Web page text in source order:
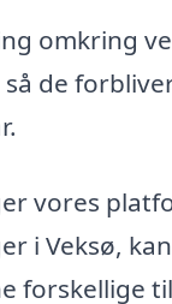
omkring
de
vores
i Veksø,
forskellige